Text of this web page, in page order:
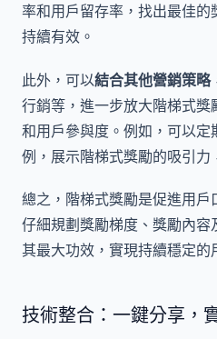
率和用戶留存率，找出最佳
持續有效。
此外，可以結合其他營銷策略
行銷等，進一步放大階梯式
和用戶參與度。例如，可以
例，展示階梯式獎勵的吸引力
總之，階梯式獎勵是促進用
仔細規劃獎勵梯度、獎勵內
其最大功效，實現持續穩定的
技術整合：一鍵分享，